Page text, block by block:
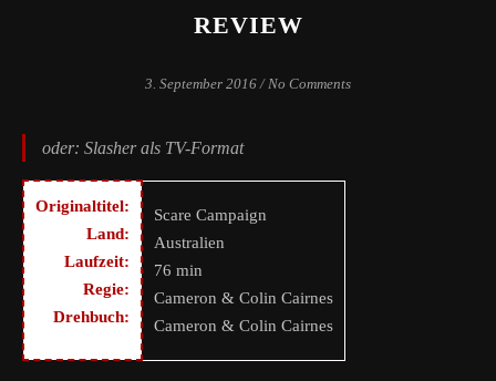
REVIEW
3. September 2016 / No Comments
oder: Slasher als TV-Format
Originaltitel:
Land:
Laufzeit:
Regie:
Drehbuch:
Scare Campaign
Australien
76 min
Cameron & Colin Cairnes
Cameron & Colin Cairnes